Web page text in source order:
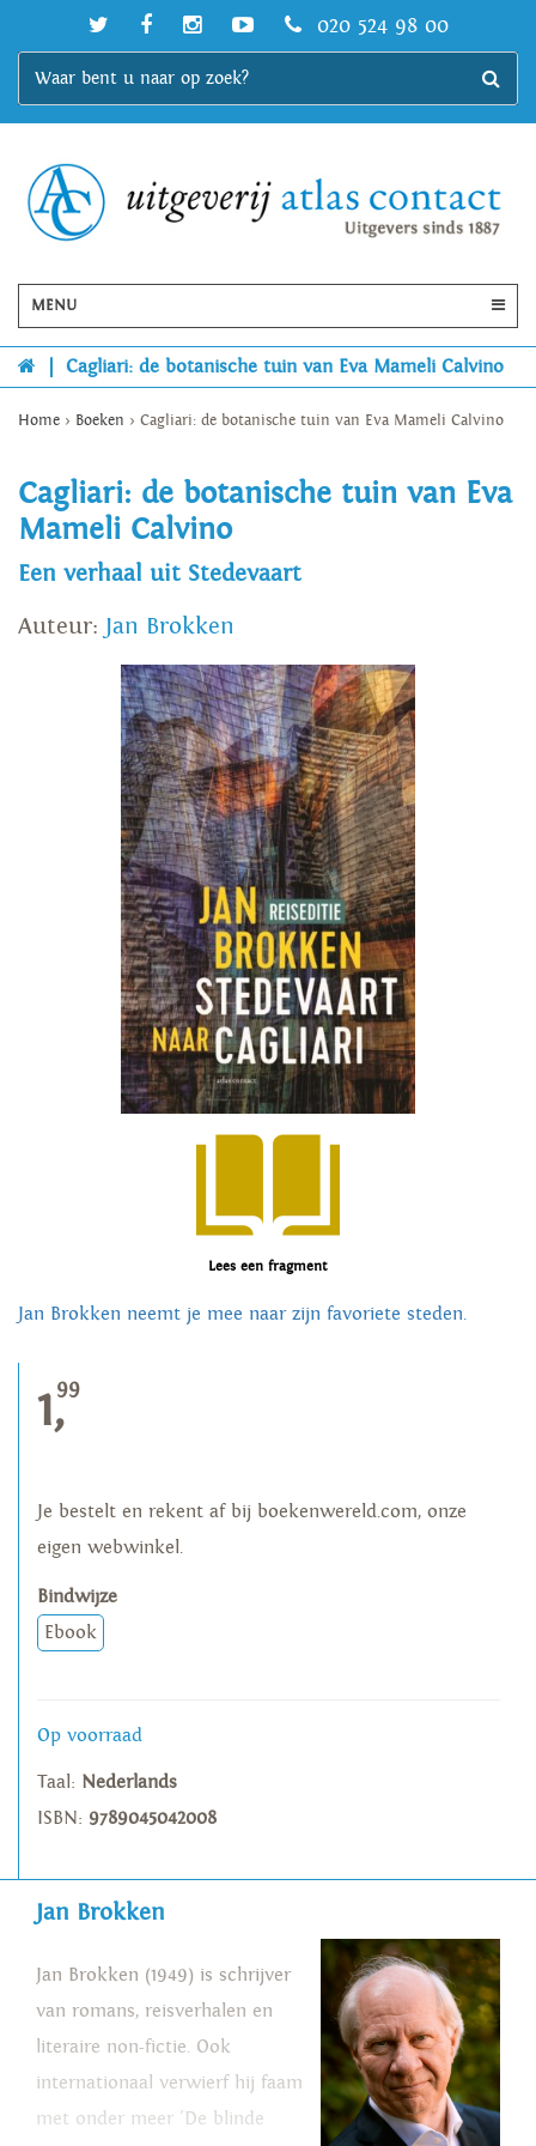
020 524 98 00
MENU
Cagliari: de botanische tuin van Eva Mameli Calvino
Home > Boeken > Cagliari: de botanische tuin van Eva Mameli Calvino
Cagliari: de botanische tuin van Eva
Mameli Calvino
Een verhaal uit Stedevaart
Auteur: Jan Brokken
Lees een fragment
Jan Brokken neemt je mee naar zijn favoriete steden.
1,99
Je bestelt en rekent af bij boekenwereld.com, onze
eigen webwinkel.
Bindwijze
Ebook
Op voorraad
Taal: Nederlands
ISBN: 9789045042008
Jan Brokken
Jan Brokken (1949) is schrijver
van romans, reisverhalen en
literaire non-fictie. Ook
internationaal verwierf hij faam
met onder meer 'De blinde